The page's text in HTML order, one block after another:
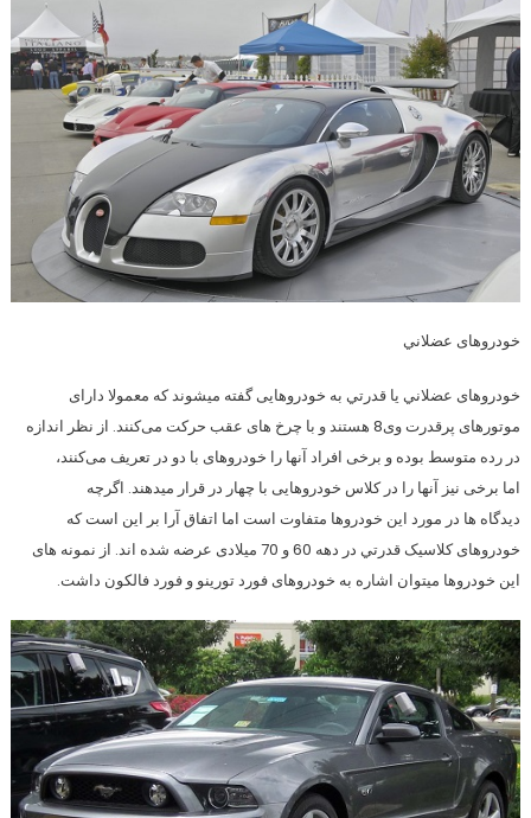
خودروهای عضلاني
خودروهای عضلاني يا قدرتي به خودروهایی گفته میشوند که معمولا دارای
موتورهای پرقدرت وی8 هستند و با چرخ های عقب حرکت می‌کنند. از نظر اندازه
در رده متوسط بوده و برخی افراد آنها را خودروهای با دو در تعریف می‌کنند،
اما برخی نیز آنها را در کلاس خودروهایی با چهار در قرار میدهند. اگرچه
دیدگاه ها در مورد این خودروها متفاوت است اما اتفاق آرا بر این است که
خودروهای کلاسیک قدرتي در دهه 60 و 70 میلادی عرضه شده اند. از نمونه های
این خودروها میتوان اشاره به خودروهای فورد تورینو و فورد فالکون داشت.